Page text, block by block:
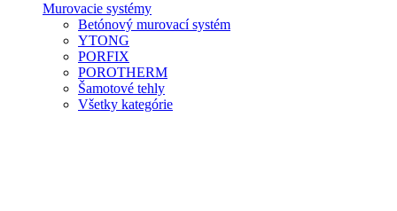
Murovacie systémy
Betónový murovací systém
YTONG
PORFIX
POROTHERM
Šamotové tehly
Všetky kategórie